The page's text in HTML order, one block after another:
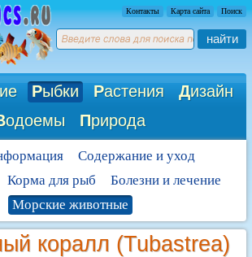
Контакты Карта сайта Поиск
найти
Рыбки Растения Дизайн
одоемы Природа
Содержание и уход
Корма для рыб
Болезни и лечение
Морские животные
коралл (Tubastrea)